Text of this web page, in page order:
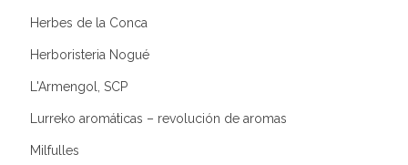
Herbes de la Conca
Herboristeria Nogué
L'Armengol, SCP
Lurreko aromáticas – revolución de aromas
Milfulles